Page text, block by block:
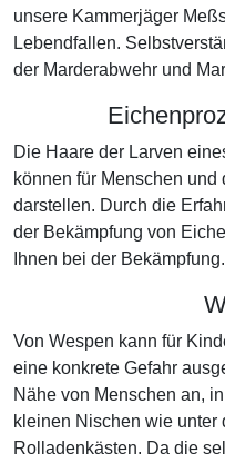
unsere Kammerjäger
Lebendfallen.
der Marderabwehr und
Die Haare der Larven
können für Menschen
darstellen. Durch die
der Bekämpfung von
Ihnen bei der Bekämpfung.
Von Wespen kann für
eine konkrete Gefahr
Nähe von Menschen an,
kleinen Nischen wie unter
Rolladenkästen. Da die